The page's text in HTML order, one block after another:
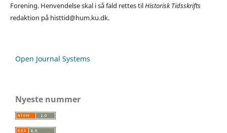
Forening. Henvendelse skal i så fald rettes tilHistorisk Tidsskrifts
redaktion på histtid@hum.ku.dk.
Open Journal Systems
Nyeste nummer